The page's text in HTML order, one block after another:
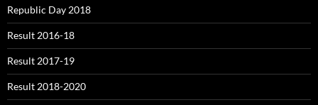
Republic Day 2018
Result 2016-18
Result 2017-19
Result 2018-2020